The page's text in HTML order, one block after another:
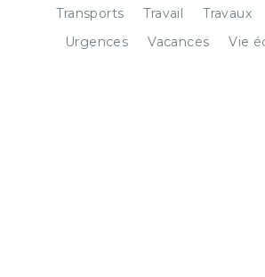
Transports
Travail Travaux
Urgences
Vacances Vie